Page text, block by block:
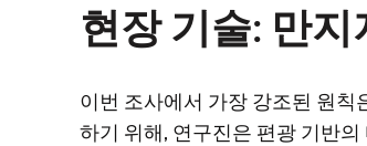
현장 기술: 만지
이번 조사에서 가장 강조된 원칙
하기 위해, 연구진은 편광 기반